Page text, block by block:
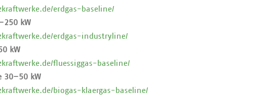
erdgas-baseline/
kW
erdgas-industryline/
kW
fluessiggas-baseline/
30–50 kW
biogas-klaergas-baseline/